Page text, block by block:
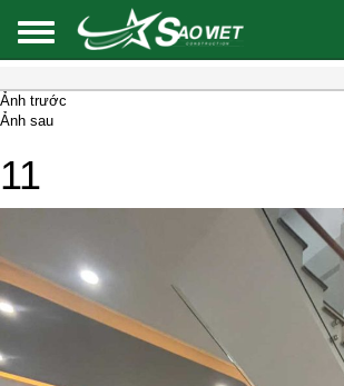
Ảnh trước
Ảnh sau
11